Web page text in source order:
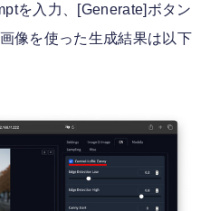
を入力、[Generate]ボタン
像を使った生成結果は以下